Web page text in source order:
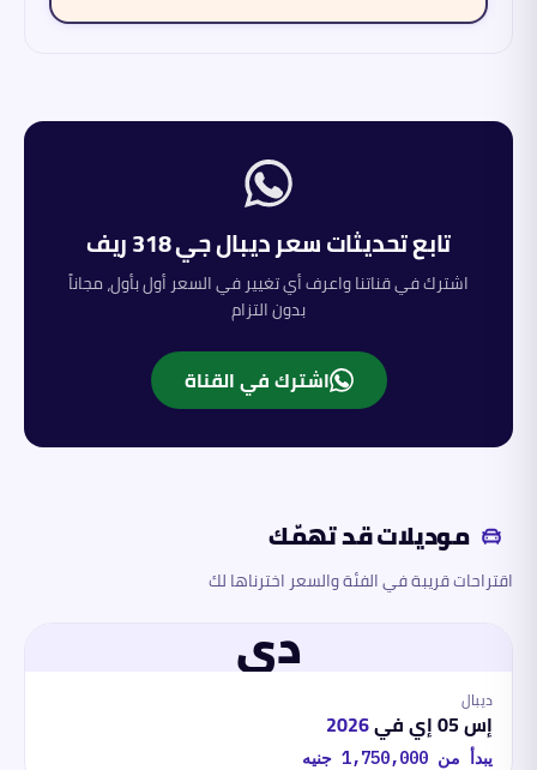
تابع تحديثات سعرديبالجي 318 ريف
اشترك في قناتنا واعرف أي تغيير في السعر أول بأول، مجاناً
بدون التزام
اشترك في القناة
موديلات قد تهمّك
اقتراحات قريبة في الفئة والسعر اخترناها لك
دي
ديبال
إس 05 إي في 2026
يبدأ من 1,750,000 جنيه